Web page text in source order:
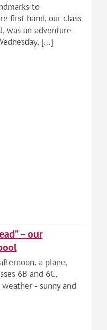
to
first-hand, our class
was an adventure
[...]
– our
a plane,
6B and 6C,
- sunny and